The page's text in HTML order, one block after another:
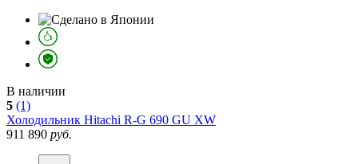
В наличии
5 (1)
Холодильник Hitachi R-G 690 GU XW
911 890 руб.